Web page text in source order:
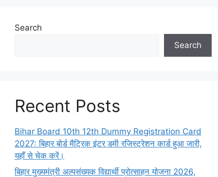
Search
Search
Recent Posts
Bihar Board 10th 12th Dummy Registration Card
2027: बिहार बोर्ड मैट्रिक इंटर डमी रजिस्ट्रेशन कार्ड हुआ जारी,
यहाँ से चेक करें।
बिहार मुख्यमंत्री अल्पसंख्यक विद्यार्थी प्रोत्साहन योजना 2026,